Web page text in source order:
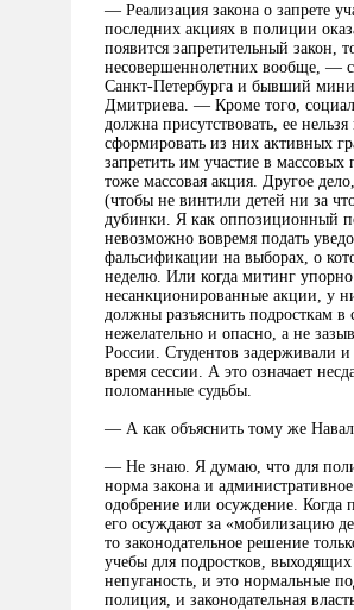
— Реализация закона о запрете
последних акциях в полиции
появится запретительный закон,
несовершеннолетних вообще, —
Санкт-Петербурга и бывший
Дмитриева. — Кроме того,
должна присутствовать, ее
сформировать из них активных
запретить им участие в
тоже массовая акция. Другое
(чтобы не винтили детей ни за
дубинки. Я как оппозиционный
невозможно вовремя подать
фальсификации на выборах, о
неделю. Или когда митинг упорно
несанкционированные акции, у
должны разъяснить подросткам в
нежелательно и опасно, а не
России. Студентов задерживали
время сессии. А это означает
поломанные судьбы.
— А как объяснить тому же
— Не знаю. Я думаю, что для
норма закона и
одобрение или осуждение. Когда
его осуждают за «мобилизацию
то законодательное решение
учебы для подростков,
непуганость, и это нормальные
полиция, и законодательная